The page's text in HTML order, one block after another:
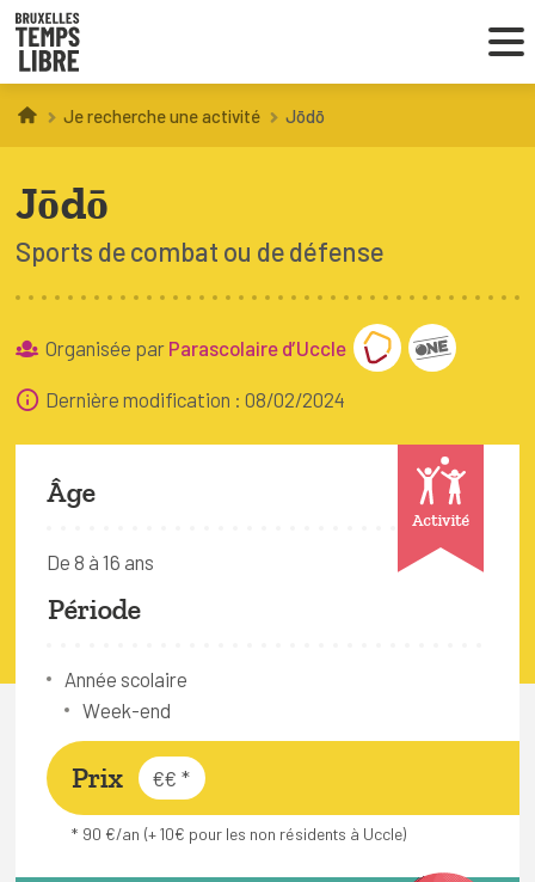
Infos parents
Droit au loisir
Coordinations ATL
VOUS CHERCHEZ DES ACTIVITÉS
À BRUXELLES
Trouver une activité
Connexion
Je recherche une activité Jōdō
Jōdō
Sports de combat ou de défense
Organisée par Parascolaire d’Uccle
Dernière modification : 08/02/2024
Activité
Âge
De 8 à 16 ans
Période
Année scolaire
Week-end
Prix €€ *
* 90 €/an (+ 10€ pour les non résidents à Uccle)